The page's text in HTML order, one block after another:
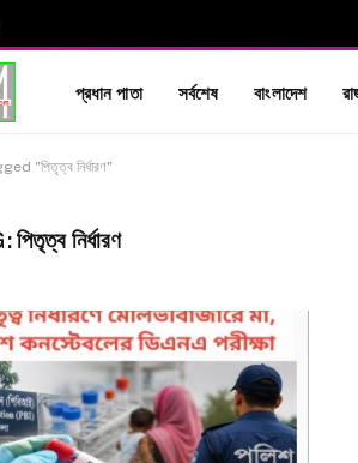
প্রধান পাতা সর্বশেষ বাংলাদেশ
"পিতৃত্ব নির্ধারণ"
পিতৃত্ব নির্ধারণ